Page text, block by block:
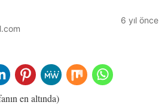
6 yıl önce
en altında)